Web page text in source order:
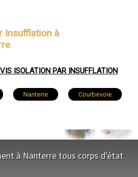
Insufflation à
ISOLATION PAR INSUFFLATION
Nanterre Courbevoie
Issy-les-Moulineaux
Neuilly-sur-Seine
à Nanterre tous corps d'état